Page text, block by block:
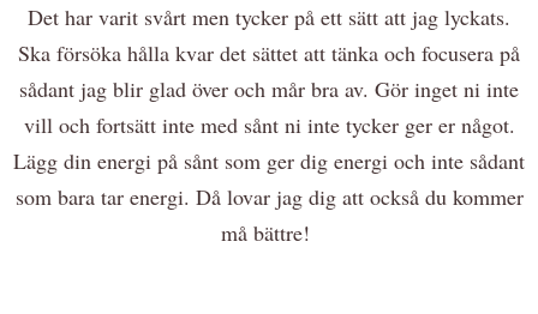
Det har varit svårt men tycker på ett sätt att jag lyckats.
Ska försöka hålla kvar det sättet att tänka och focusera på
sådant jag blir glad över och mår bra av. Gör inget ni inte
vill och fortsätt inte med sånt ni inte tycker ger er något.
Lägg din energi på sånt som ger dig energi och inte sådant
som bara tar energi. Då lovar jag dig att också du kommer
må bättre!